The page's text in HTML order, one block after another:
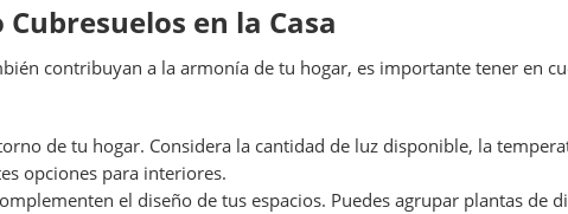
en la Casa
contribuyan a la armonía de tu hogar, es importante tener en
de tu hogar. Considera la cantidad de luz disponible, la
opciones para interiores.
el diseño de tus espacios. Puedes agrupar plantas de